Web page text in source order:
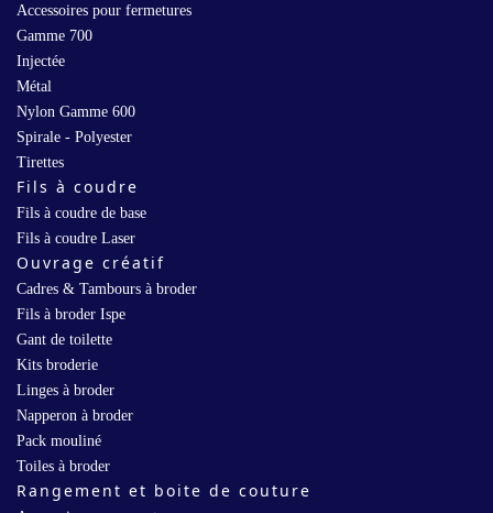
Accessoires pour fermetures
Gamme 700
Injectée
Métal
Nylon Gamme 600
Spirale - Polyester
Tirettes
Fils à coudre
Fils à coudre de base
Fils à coudre Laser
Ouvrage créatif
Cadres & Tambours à broder
Fils à broder Ispe
Gant de toilette
Kits broderie
Linges à broder
Napperon à broder
Pack mouliné
Toiles à broder
Rangement et boite de couture